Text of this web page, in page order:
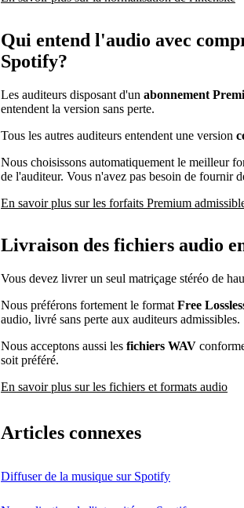
Qui entend l'audio avec
Spotify?
Les auditeurs disposant d'un abonnement
entendent la version sans perte.
Tous les autres auditeurs entendent une version
Nous choisissons automatiquement le meilleur
de l'auditeur. Vous n'avez pas besoin de fournir
En savoir plus sur les forfaits Premium
Livraison des fichiers audio
Vous devez livrer un seul matriçage stéréo de
Nous préférons fortement le format Free
audio, livré sans perte aux auditeurs admissibles.
Nous acceptons aussi les fichiers WAV
soit préféré.
En savoir plus sur les fichiers et formats audio
Articles connexes
Diffuser de la musique sur Spotify